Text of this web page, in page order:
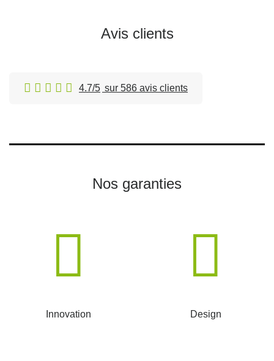
Avis clients
4.7/5 sur 586 avis clients
Nos garanties
Innovation Design